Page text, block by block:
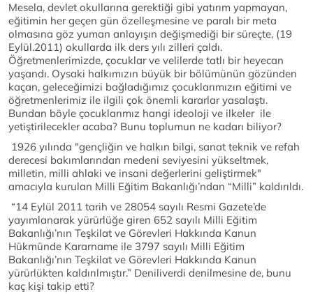
Mesela, devlet okullarına gerektiği gibi yatırım yapmayan,
eğitimin her geçen gün özelleşmesine ve paralı bir meta
olmasına göz yuman anlayışın değişmediği bir süreçte, (19
Eylül.2011) okullarda ilk ders yılı zilleri çaldı.
Öğretmenlerimizde, çocuklar ve velilerde tatlı bir heyecan
yaşandı. Oysaki halkımızın büyük bir bölümünün gözünden
kaçan, geleceğimizi bağladığımız çocuklarımızın eğitimi ve
öğretmenlerimiz ile ilgili çok önemli kararlar yasalaştı.
Bundan böyle çocuklarımız hangi ideoloji ve ilkeler ile
yetiştirilecekler acaba? Bunu toplumun ne kadarı biliyor?
1926 yılında "gençliğin ve halkın bilgi, sanat teknik ve refah
derecesi bakımlarından medeni seviyesini yükseltmek,
milletin, milli ahlaki ve insani değerlerini geliştirmek"
amacıyla kurulan Milli Eğitim Bakanlığı’ndan “Milli” kaldırıldı.
“14 Eylül 2011 tarih ve 28054 sayılı Resmi Gazete’de
yayımlanarak yürürlüğe giren 652 sayılı Milli Eğitim
Bakanlığı’nın Teşkilat ve Görevleri Hakkında Kanun
Hükmünde Kararname ile 3797 sayılı Milli Eğitim
Bakanlığı’nın Teşkilat ve Görevleri Hakkında Kanun
yürürlükten kaldırılmıştır.” Deniliverdi denilmesine de, bunu
kaç kişi takip etti?